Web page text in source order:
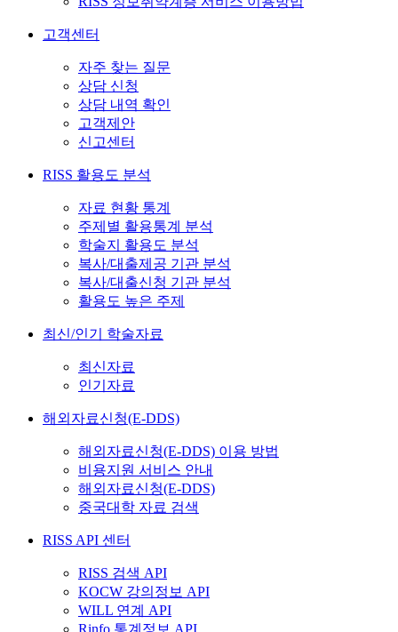
고객센터
자주 찾는 질문
상담 신청
상담 내역 확인
고객제안
신고센터
RISS 활용도 분석
자료 현황 통계
주제별 활용통계 분석
학술지 활용도 분석
복사/대출제공 기관 분석
복사/대출신청 기관 분석
활용도 높은 주제
최신/인기 학술자료
최신자료
인기자료
해외자료신청(E-DDS)
해외자료신청(E-DDS) 이용 방법
비용지원 서비스 안내
해외자료신청(E-DDS)
중국대학 자료 검색
RISS API 센터
RISS 검색 API
KOCW 강의정보 API
WILL 연계 API
Rinfo 통계정보 API